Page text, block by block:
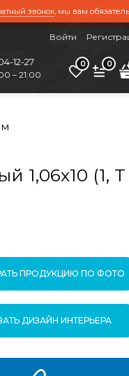
звонок, мы вам
Войти
12-27
– 21:00
0 0
1,06х10 (1, Т
ПРОДУКЦИЮ ПО ФОТО
ДИЗАЙН ИНТЕРЬЕРА